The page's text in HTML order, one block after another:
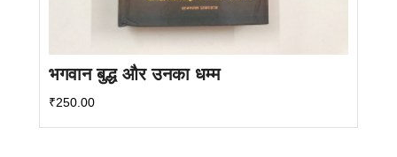
भगवान बुद्ध और उनका धम्म
₹250.00